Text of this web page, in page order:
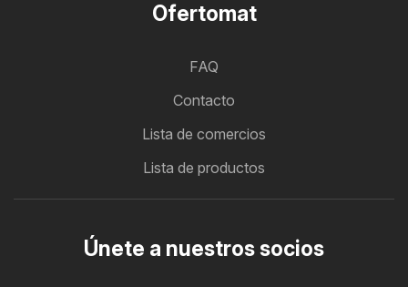
Ofertomat
FAQ
Contacto
Lista de comercios
Lista de productos
Únete a nuestros socios